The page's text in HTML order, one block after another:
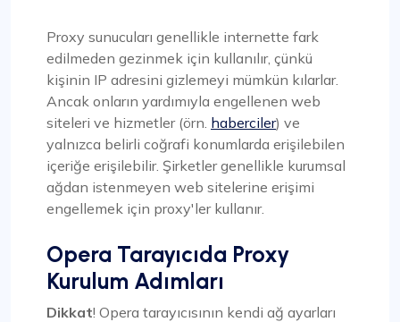
Proxy sunucuları genellikle internette fark
edilmeden gezinmek için kullanılır, çünkü
kişinin IP adresini gizlemeyi mümkün kılarlar.
Ancak onların yardımıyla engellenen web
siteleri ve hizmetler (örn. haberciler) ve
yalnızca belirli coğrafi konumlarda erişilebilen
içeriğe erişilebilir. Şirketler genellikle kurumsal
ağdan istenmeyen web sitelerine erişimi
engellemek için proxy'ler kullanır.
Opera Tarayıcıda Proxy
Kurulum Adımları
Dikkat! Opera tarayıcısının kendi ağ ayarları